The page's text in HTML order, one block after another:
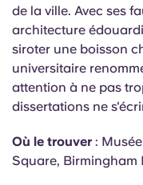
de la ville. Avec ses
architecture
siroter une boisson
universitaire
attention à ne pas
dissertations ne
Où le trouver :
Square, Birmingham